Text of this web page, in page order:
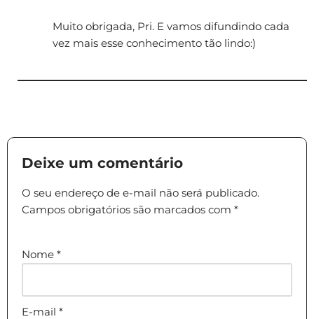
Muito obrigada, Pri. E vamos difundindo cada
vez mais esse conhecimento tão lindo:)
Deixe um comentário
O seu endereço de e-mail não será publicado.
Campos obrigatórios são marcados com *
Nome *
E-mail *